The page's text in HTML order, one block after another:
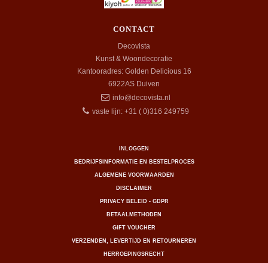
CONTACT
Decovista
Kunst & Woondecoratie
Kantooradres: Golden Delicious 16
6922AS Duiven
info@decovista.nl
vaste lijn: +31 ( 0)316 249759
INLOGGEN
BEDRIJFSINFORMATIE EN BESTELPROCES
ALGEMENE VOORWAARDEN
DISCLAIMER
PRIVACY BELEID - GDPR
BETAALMETHODEN
GIFT VOUCHER
VERZENDEN, LEVERTIJD EN RETOURNEREN
HERROEPINGSRECHT